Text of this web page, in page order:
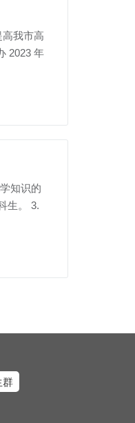
我市高
2023 年
知识的
生。 3.
群